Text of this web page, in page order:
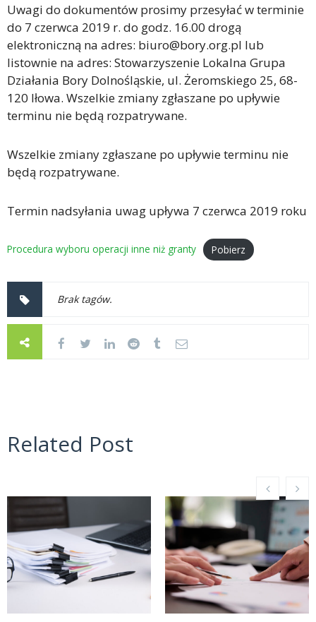
Uwagi do dokumentów prosimy przesyłać w terminie
do 7 czerwca 2019 r. do godz. 16.00 drogą
elektroniczną na adres: biuro@bory.org.pl lub
listownie na adres: Stowarzyszenie Lokalna Grupa
Działania Bory Dolnośląskie, ul. Żeromskiego 25, 68-
120 Iłowa. Wszelkie zmiany zgłaszane po upływie
terminu nie będą rozpatrywane.
Wszelkie zmiany zgłaszane po upływie terminu nie
będą rozpatrywane.
Termin nadsyłania uwag upływa 7 czerwca 2019 roku
Procedura wyboru operacji inne niż granty Pobierz
Brak tagów.
Related Post